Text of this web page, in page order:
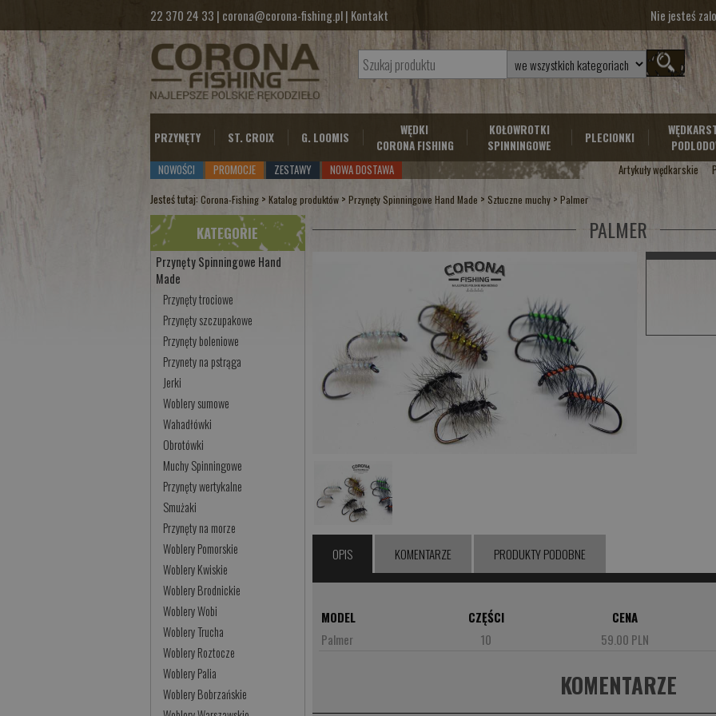
22 370 24 33 | corona@corona-fishing.pl| Kontakt Nie jesteś
PRZYNĘTY ST. CROIX G. LOOMIS
WĘDKI
CORONA FISHING
KOŁOWROTKI
SPINNINGOWE
PLECIONKI
NOWOŚCI
PROMOCJE ZESTAWY NOWA DOSTAWA Artykuły wędkarskie
Jesteś tutaj: Corona-Fishing >Katalog produktów >Przynęty Spinningowe Hand Made > Sztuczne muchy >Palmer
KATEGORIE
Przynęty Spinningowe Hand
Made
Przynęty trociowe
Przynęty szczupakowe
Przynęty boleniowe
Przynety na pstrąga
Jerki
Woblery sumowe
Wahadłówki
Obrotówki
Muchy Spinningowe
Przynęty wertykalne
Smużaki
Przynęty na morze
Woblery Pomorskie
Woblery Kwiskie
Woblery Brodnickie
Woblery Wobi
Woblery Trucha
Woblery Roztocze
Woblery Palia
Woblery Bobrzańskie
PALMER
OPIS KOMENTARZE PRODUKTY PODOBNE
MODEL CZĘŚCI
CENA
Palmer
10 59.00 PLN
KOMENTARZE